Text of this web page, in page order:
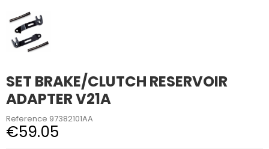
SET BRAKE/CLUTCH RESERVOIR
ADAPTER V21A
Reference 97382101AA
€59.05